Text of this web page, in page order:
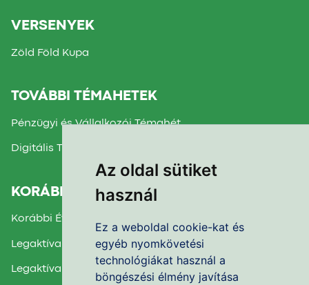
Az oldal sütiket
használ
Ez a weboldal cookie-kat és
egyéb nyomkövetési
technológiákat használ a
böngészési élmény javítása
VERSENYEK
Zöld Föld Kupa
TOVÁBBI TÉMAHETEK
Pénzügyi és Vállalkozói Témahét
Digitális Témahét
KORÁBBI TÉMAHETEK
Korábbi Évek Beszámolói
Legaktívabb Iskola díj 2025.
Legaktívabb Iskola díj 2024.